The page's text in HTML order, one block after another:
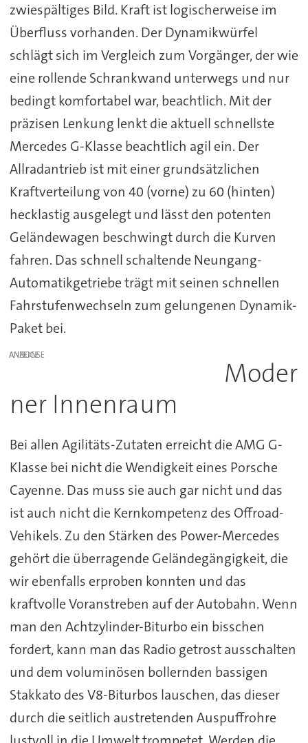
zwiespältiges Bild. Kraft ist logischerweise im
Überfluss vorhanden. Der Dynamikwürfel
schlägt sich im Vergleich zum Vorgänger, der wie
eine rollende Schrankwand unterwegs und nur
bedingt komfortabel war, beachtlich. Mit der
präzisen Lenkung lenkt die aktuell schnellste
Mercedes G-Klasse beachtlich agil ein. Der
Allradantrieb ist mit einer grundsätzlichen
Kraftverteilung von 40 (vorne) zu 60 (hinten)
hecklastig ausgelegt und lässt den potenten
Geländewagen beschwingt durch die Kurven
fahren. Das schnell schaltende Neungang-
Automatikgetriebe trägt mit seinen schnellen
Fahrstufenwechseln zum gelungenen Dynamik-
Paket bei.
ANZEIGE
Moder
ner Innenraum
Bei allen Agilitäts-Zutaten erreicht die AMG G-
Klasse bei nicht die Wendigkeit eines Porsche
Cayenne. Das muss sie auch gar nicht und das
ist auch nicht die Kernkompetenz des Offroad-
Vehikels. Zu den Stärken des Power-Mercedes
gehört die überragende Geländegängigkeit, die
wir ebenfalls erproben konnten und das
kraftvolle Voranstreben auf der Autobahn. Wenn
man den Achtzylinder-Biturbo ein bisschen
fordert, kann man das Radio getrost ausschalten
und dem voluminösen bollernden bassigen
Stakkato des V8-Biturbos lauschen, das dieser
durch die seitlich austretenden Auspuffrohre